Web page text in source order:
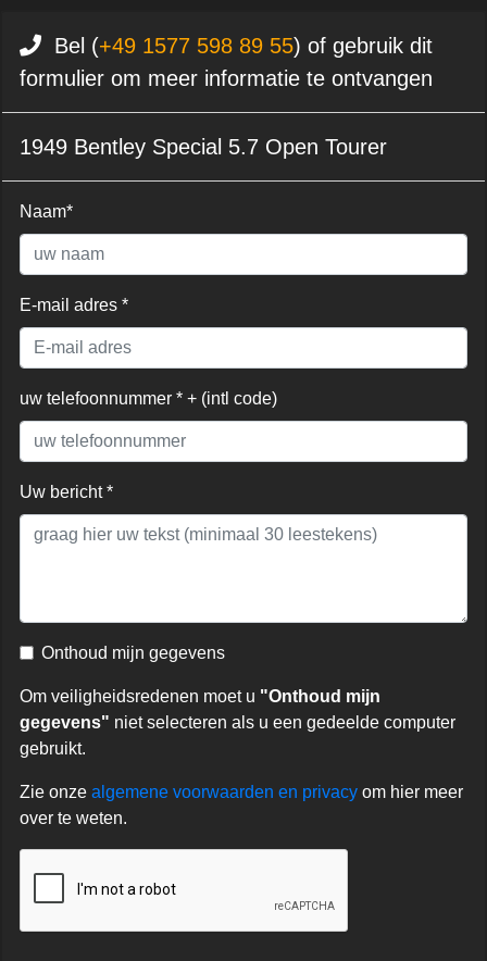
Bel (+49 1577 598 89 55) of gebruik dit
formulier om meer informatie te ontvangen
1949 Bentley Special 5.7 Open Tourer
Naam*
E-mail adres *
uw telefoonnummer * + (intl code)
Uw bericht *
Onthoud mijn gegevens
Om veiligheidsredenen moet u "Onthoud mijn
gegevens" niet selecteren als u een gedeelde computer
gebruikt.
Zie onze algemene voorwaarden en privacy om hier meer
over te weten.